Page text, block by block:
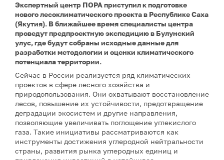
Экспертный центр ПОРА приступил к подготовке
нового лесоклиматического проекта в Республике Саха
(Якутия). В ближайшее время специалисты центра
проведут предпроектную экспедицию в Булунский
улус, где будут собраны исходные данные для
разработки методологии и оценки климатического
потенциала территории.
Сейчас в России реализуется ряд климатических
проектов в сфере лесного хозяйства и
природопользования. Они охватывают восстановление
лесов, повышение их устойчивости, предотвращение
деградации экосистем и другие направления,
позволяющие увеличивать поглощение углекислого
газа. Такие инициативы рассматриваются как
инструменты достижения углеродной нейтральности
страны, развития рынка углеродных единиц и